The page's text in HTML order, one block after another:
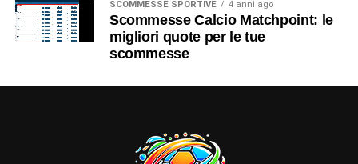
SCOMMESSE SPORTIVE 4 anni ago
Scommesse Calcio Matchpoint: le
migliori quote per le tue
scommesse